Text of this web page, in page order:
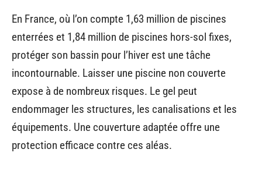
En France, où l’on compte 1,63 million de piscines
enterrées et 1,84 million de piscines hors-sol fixes,
protéger son bassin pour l’hiver est une tâche
incontournable. Laisser une piscine non couverte
expose à de nombreux risques. Le gel peut
endommager les structures, les canalisations et les
équipements. Une couverture adaptée offre une
protection efficace contre ces aléas.